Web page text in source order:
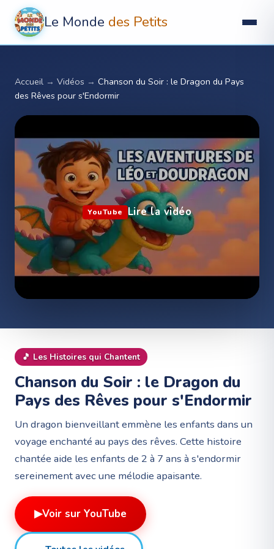
Le Monde des Petits
Accueil → Vidéos → Chanson du Soir : le Dragon du Pays
des Rêves pour s'Endormir
YouTube Lire la vidéo
🎵 Les Histoires qui Chantent
Chanson du Soir : le Dragon du
Pays des Rêves pour s'Endormir
Un dragon bienveillant emmène les enfants dans un
voyage enchanté au pays des rêves. Cette histoire
chantée aide les enfants de 2 à 7 ans à s'endormir
sereinement avec une mélodie apaisante.
▶Voir sur YouTube